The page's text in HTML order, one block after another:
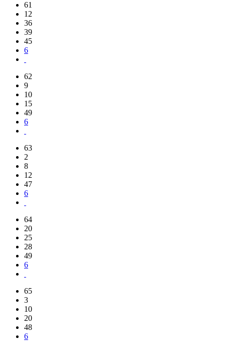
61
12
36
39
45
6
62
9
10
15
49
6
63
2
8
12
47
6
64
20
25
28
49
6
65
3
10
20
48
6